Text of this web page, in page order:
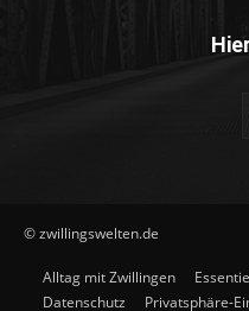
© zwillingswelten.de
Alltag mit Zwillingen
Datenschutz
Privatsphäre-